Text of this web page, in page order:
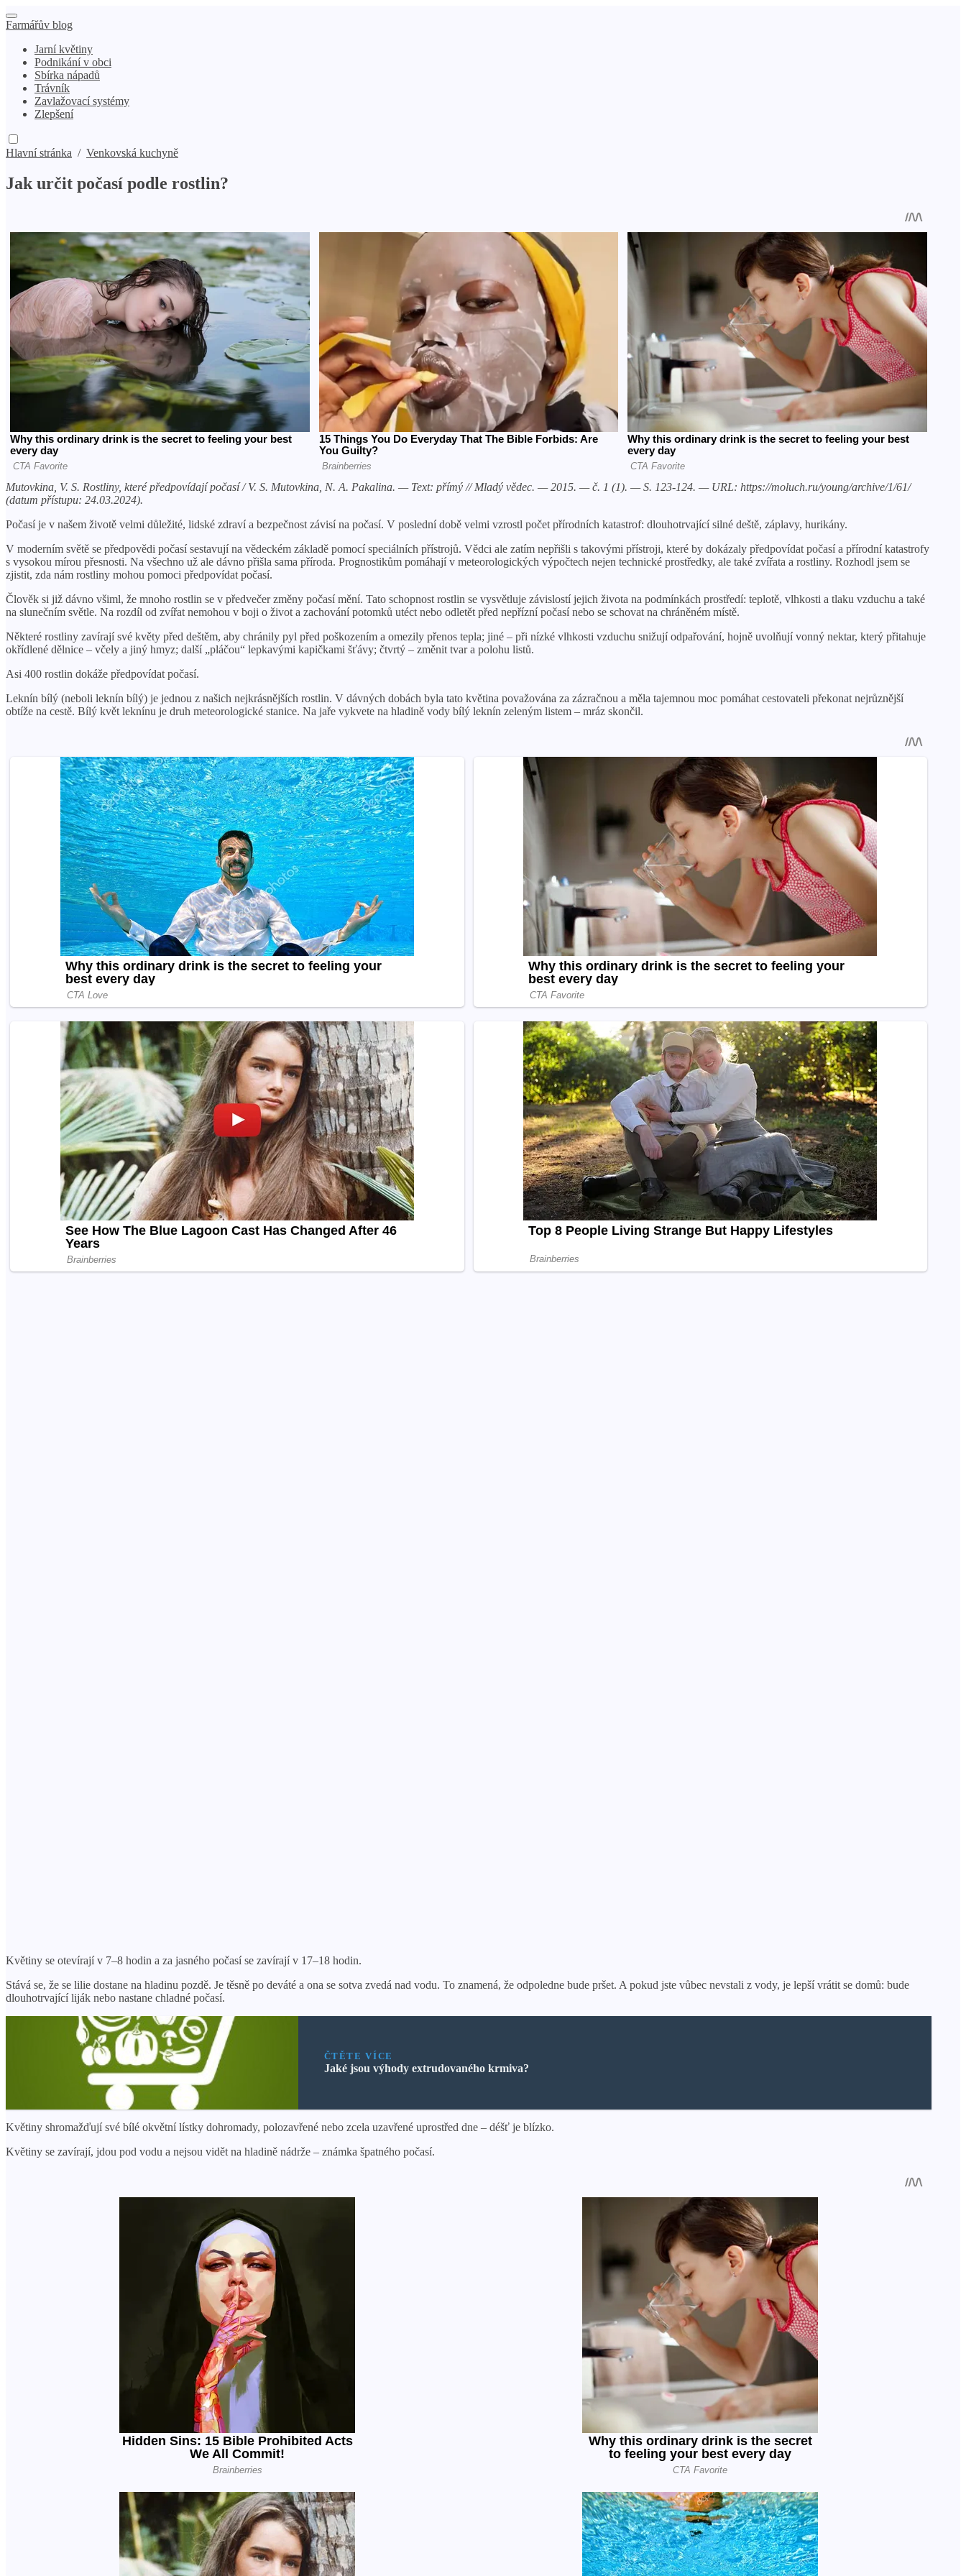
Farmářův blog
Jarní květiny
Podnikání v obci
Sbírka nápadů
Trávník
Zavlažovací systémy
Zlepšení
Hlavní stránka / Venkovská kuchyně
Jak určit počasí podle rostlin?
Mutovkina, V. S. Rostliny, které předpovídají počasí / V. S. Mutovkina, N. A. Pakalina. — Text: přímý // Mladý vědec. — 2015. — č. 1 (1). — S. 123-124. — URL: https://moluch.ru/young/archive/1/61/
(datum přístupu: 24.03.2024).
Počasí je v našem životě velmi důležité, lidské zdraví a bezpečnost závisí na počasí. V poslední době velmi vzrostl počet přírodních katastrof: dlouhotrvající silné deště, záplavy, hurikány.
V moderním světě se předpovědi počasí sestavují na vědeckém základě pomocí speciálních přístrojů. Vědci ale zatím nepřišli s takovými přístroji, které by dokázaly předpovídat počasí a přírodní katastrofy
s vysokou mírou přesnosti. Na všechno už ale dávno přišla sama příroda. Prognostikům pomáhají v meteorologických výpočtech nejen technické prostředky, ale také zvířata a rostliny. Rozhodl jsem se
zjistit, zda nám rostliny mohou pomoci předpovídat počasí.
Člověk si již dávno všiml, že mnoho rostlin se v předvečer změny počasí mění. Tato schopnost rostlin se vysvětluje závislostí jejich života na podmínkách prostředí: teplotě, vlhkosti a tlaku vzduchu a také
na slunečním světle. Na rozdíl od zvířat nemohou v boji o život a zachování potomků utéct nebo odletět před nepřízní počasí nebo se schovat na chráněném místě.
Některé rostliny zavírají své květy před deštěm, aby chránily pyl před poškozením a omezily přenos tepla; jiné – při nízké vlhkosti vzduchu snižují odpařování, hojně uvolňují vonný nektar, který přitahuje
okřídlené dělnice – včely a jiný hmyz; další „pláčou“ lepkavými kapičkami šťávy; čtvrtý – změnit tvar a polohu listů.
Asi 400 rostlin dokáže předpovídat počasí.
Leknín bílý (neboli leknín bílý) je jednou z našich nejkrásnějších rostlin. V dávných dobách byla tato květina považována za zázračnou a měla tajemnou moc pomáhat cestovateli překonat nejrůznější
obtíže na cestě. Bílý květ leknínu je druh meteorologické stanice. Na jaře vykvete na hladině vody bílý leknín zeleným listem – mráz skončil.
Květiny se otevírají v 7–8 hodin a za jasného počasí se zavírají v 17–18 hodin.
Stává se, že se lilie dostane na hladinu pozdě. Je těsně po deváté a ona se sotva zvedá nad vodu. To znamená, že odpoledne bude pršet. A pokud jste vůbec nevstali z vody, je lepší vrátit se domů: bude
dlouhotrvající liják nebo nastane chladné počasí.
ČTĚTE VÍCE
Jaké jsou výhody extrudovaného krmiva?
Květiny shromažďují své bílé okvětní lístky dohromady, polozavřené nebo zcela uzavřené uprostřed dne – déšť je blízko.
Květiny se zavírají, jdou pod vodu a nejsou vidět na hladině nádrže – známka špatného počasí.